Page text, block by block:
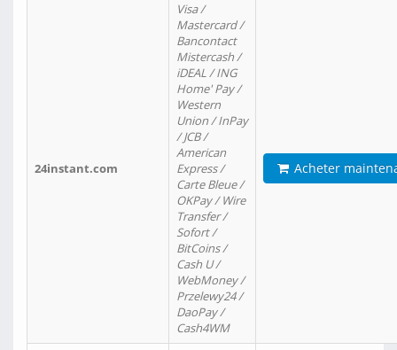
24instant.com
Visa /
Mastercard /
Bancontact
Mistercash /
iDEAL / ING
Home' Pay /
Western
Union / InPay
/ JCB /
American
Express /
Carte Bleue /
OKPay / Wire
Transfer /
Sofort /
BitCoins /
Cash U /
WebMoney /
Przelewy24 /
DaoPay /
Cash4WM
Acheter